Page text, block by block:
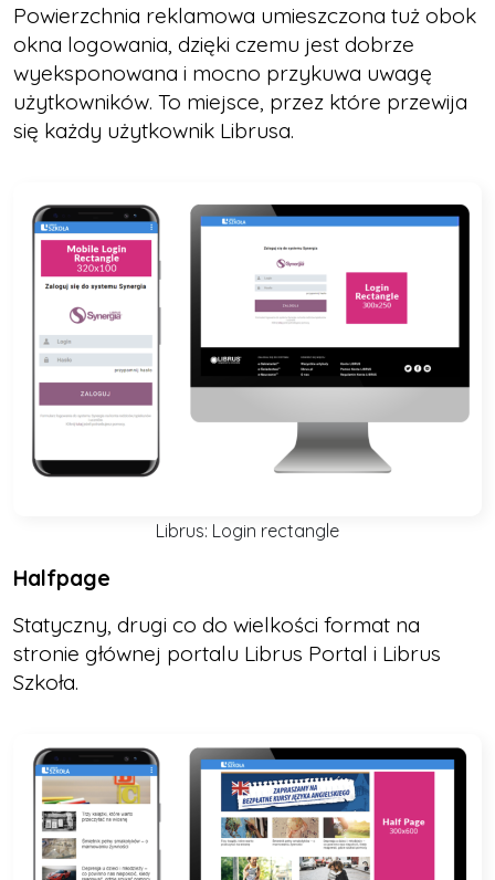
Powierzchnia reklamowa umieszczona tuż obok
okna logowania, dzięki czemu jest dobrze
wyeksponowana i mocno przykuwa uwagę
użytkowników. To miejsce, przez które przewija
się każdy użytkownik Librusa.
Librus: Login rectangle
Halfpage
Statyczny, drugi co do wielkości format na
stronie głównej portalu Librus Portal i Librus
Szkoła.